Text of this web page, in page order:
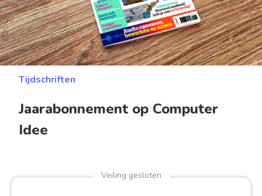
Tijdschriften
Jaarabonnement op Computer
Idee
Veiling gesloten